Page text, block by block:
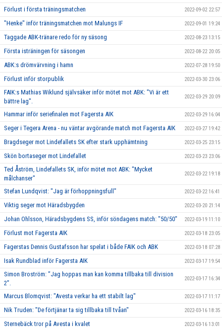
Förlust i första träningsmatchen 2022-09-02 22:57
"Henke" inför träningsmatchen mot Malungs IF 2022-09-01 19:24
Taggade ABK-tränare redo för ny säsong 2022-08-23 13:15
Första isträningen för säsongen 2022-08-22 20:05
ABK:s drömvärvning i hamn 2022-07-28 19:50
Förlust inför storpublik 2022-03-30 23:06
FAIK:s Mathias Wiklund självsäker inför mötet mot ABK: "Vi är ett
bättre lag".
2022-03-29 20:09
Hammar inför seriefinalen mot Fagersta AIK 2022-03-29 16:04
Seger i Tegera Arena - nu väntar avgörande match mot Fagersta AIK 2022-03-27 19:42
Bragdseger mot Lindefallets SK efter stark upphämtning 2022-03-25 23:15
Skön bortaseger mot Lindefallet 2022-03-23 23:06
Ted Åström, Lindefallets SK, inför mötet mot ABK: "Mycket
målchanser"
2022-03-22 19:18
Stefan Lundqvist: "Jag är förhoppningsfull" 2022-03-22 16:41
Viktig seger mot Häradsbygden 2022-03-20 21:14
Johan Ohlsson, Häradsbygdens SS, inför söndagens match: "50/50" 2022-03-19 11:10
Förlust mot Fagersta AIK 2022-03-18 23:05
Fagerstas Dennis Gustafsson har spelat i både FAIK och ABK 2022-03-18 07:28
Isak Rundblad inför Fagersta AIK 2022-03-17 19:54
Simon Broström: ”Jag hoppas man kan komma tillbaka till division
2”.
2022-03-17 16:34
Marcus Blomqvist: "Avesta verkar ha ett stabilt lag" 2022-03-17 11:17
Nik Truden: "De förtjänar ta sig tillbaka till tvåan" 2022-03-16 18:35
Sternebäck tror på Avesta i kvalet 2022-03-16 13:01